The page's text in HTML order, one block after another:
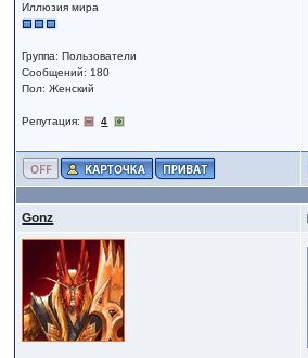
Иллюзия мира
Группа: Пользователи
Сообщений: 180
Пол: Женский
Репутация: 4
Gonz